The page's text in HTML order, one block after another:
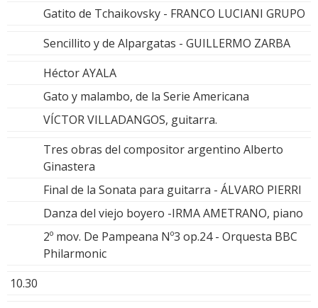
Gatito de Tchaikovsky - FRANCO LUCIANI GRUPO
Sencillito y de Alpargatas - GUILLERMO ZARBA
Héctor AYALA
Gato y malambo, de la Serie Americana
VÍCTOR VILLADANGOS, guitarra.
Tres obras del compositor argentino Alberto
Ginastera
Final de la Sonata para guitarra - ÁLVARO PIERRI
Danza del viejo boyero -IRMA AMETRANO, piano
2º mov. De Pampeana Nº3 op.24 - Orquesta BBC
Philarmonic
10.30